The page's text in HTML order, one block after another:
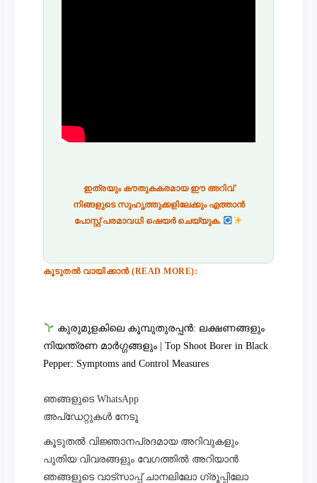
ഇത്രയും കൗതുകകരമായ ഈ അറിവ്
നിങ്ങളുടെ സുഹൃത്തുക്കളിലേക്കും എത്താൻ
പോസ്റ്റ് പരമാവധി ഷെയർ ചെയ്യുക.
കൂടുതൽ വായിക്കാൻ (READ MORE):
കുരുമുളകിലെ കൂമ്പുതുരപ്പൻ: ലക്ഷണങ്ങളും
നിയന്ത്രണ മാർഗ്ഗങ്ങളും | Top Shoot Borer in Black
Pepper: Symptoms and Control Measures
ഞങ്ങളുടെ WhatsApp
അപ്‌ഡേറ്റുകൾ നേടൂ
കൂടുതൽ വിജ്ഞാനപ്രദമായ അറിവുകളും
പുതിയ വിവരങ്ങളും വേഗത്തിൽ അറിയാൻ
ഞങ്ങളുടെ വാട്സാപ്പ് ചാനലിലോ ഗ്രൂപ്പിലോ